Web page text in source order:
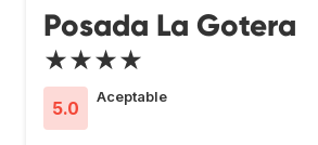
Posada La Gotera
★★★★
5.0
Aceptable